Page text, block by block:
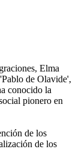
Elma
'Pablo de Olavide',
conocido la
pionero en
de los
de los